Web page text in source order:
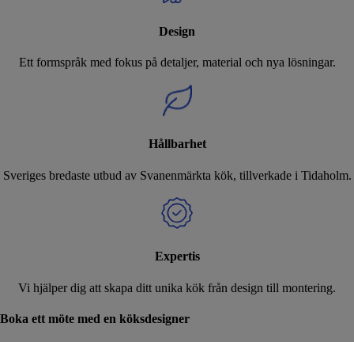
Design
Ett formspråk med fokus på detaljer, material och nya lösningar.
Hållbarhet
Sveriges bredaste utbud av Svanenmärkta kök, tillverkade i Tidaholm.
Expertis
Vi hjälper dig att skapa ditt unika kök från design till montering.
Boka ett möte med en köksdesigner